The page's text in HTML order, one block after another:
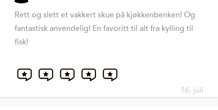
Rett og slett et vakkert skue på kjøkkenbenken! Og
fantastisk anvendelig! En favoritt til alt fra kylling til
fisk!
16. juli